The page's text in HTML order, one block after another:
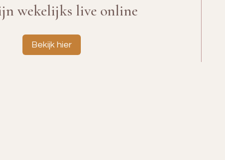
wekelijks live online
Bekijk hier